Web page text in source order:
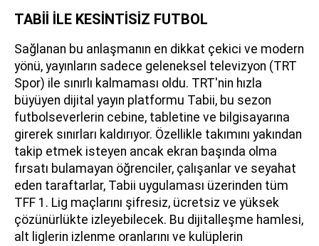
TABİİ İLE KESİNTİSİZ FUTBOL
Sağlanan bu anlaşmanın en dikkat çekici ve modern
yönü, yayınların sadece geleneksel televizyon (TRT
Spor) ile sınırlı kalmaması oldu. TRT'nin hızla
büyüyen dijital yayın platformu Tabii, bu sezon
futbolseverlerin cebine, tabletine ve bilgisayarına
girerek sınırları kaldırıyor. Özellikle takımını yakından
takip etmek isteyen ancak ekran başında olma
fırsatı bulamayan öğrenciler, çalışanlar ve seyahat
eden taraftarlar, Tabii uygulaması üzerinden tüm
TFF 1. Lig maçlarını şifresiz, ücretsiz ve yüksek
çözünürlükte izleyebilecek. Bu dijitalleşme hamlesi,
alt liglerin izlenme oranlarını ve kulüplerin